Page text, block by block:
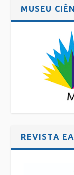
MUSEU
REVISTA